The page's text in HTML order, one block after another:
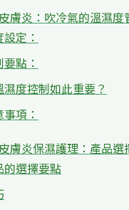
膚炎：吹冷氣的溫濕度
定：
點：
濕度控制如此重要？
項：
膚炎保濕護理：產品選
的選擇要點